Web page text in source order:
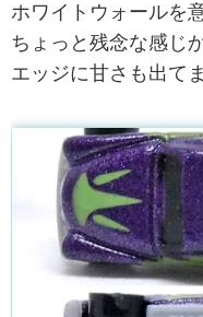
ホワイトウォールを
ちょっと残念な感じ
エッジに甘さも出て